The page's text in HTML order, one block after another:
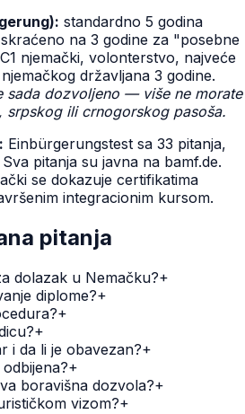
standardno 5 godina
na 3 godine za "posebne
njemački, volonterstvo, najveće
državljana 3 godine.
sada dozvoljeno — više ne morate
srpskog ili crnogorskog pasoša.
Einbürgerungstest sa 33 pitanja,
pitanja su javna na bamf.de.
se dokazuje certifikatima
integracionim kursom.
pitanja
dolazak u Nemačku?+
diplome?+
+
+
i da li je obavezan?+
+
boravišna dozvola?+
vizom?+